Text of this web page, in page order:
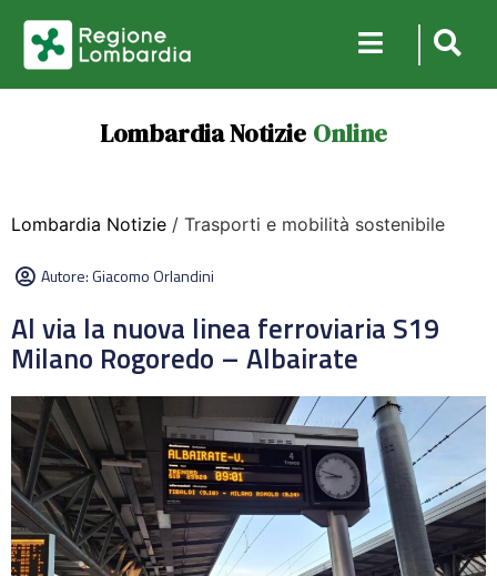
Lombardia Notizie Online
Lombardia Notizie / Trasporti e mobilità sostenibile
Autore:Giacomo Orlandini
Al via la nuova linea ferroviaria S19
Milano Rogoredo – Albairate